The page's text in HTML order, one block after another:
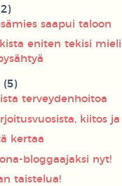
saapui taloon
eniten tekisi mieli
(5)
terveydenhoitoa
kiitos
kertaa
bloggaajaksi nyt!
taistelua!